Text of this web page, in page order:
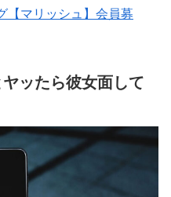
【マリッシュ】会員募
オトフィー】
ッたら彼女面して